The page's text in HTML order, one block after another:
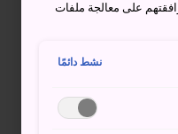
على معالجة ملفات
نشط دائمًا